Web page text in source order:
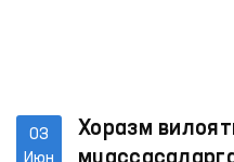
03
Хоразм